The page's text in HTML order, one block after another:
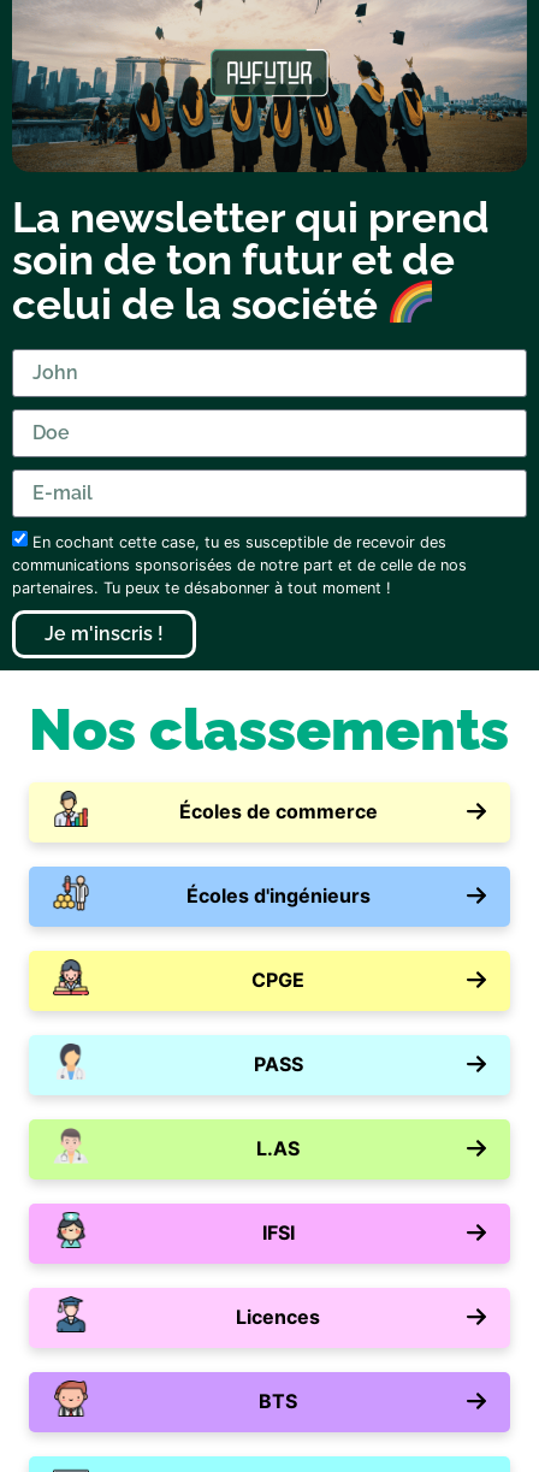
La newsletter qui prend
soin de ton futur et de
celui de la société
En cochant cette case, tu es susceptible de recevoir des
communications sponsorisées de notre part et de celle de nos
partenaires. Tu peux te désabonner à tout moment !
Je m'inscris !
Nos classements
Écoles de commerce
Écoles d'ingénieurs
CPGE
PASS
L.AS
IFSI
Licences
BTS